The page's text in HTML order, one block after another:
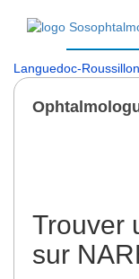
Languedoc-Roussillon
Trouver
sur